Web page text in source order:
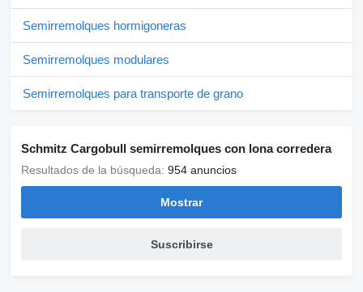
Semirremolques hormigoneras
Semirremolques modulares
Semirremolques para transporte de grano
Schmitz Cargobull semirremolques con lona corredera
Resultados de la búsqueda: 954 anuncios
Mostrar
Suscribirse